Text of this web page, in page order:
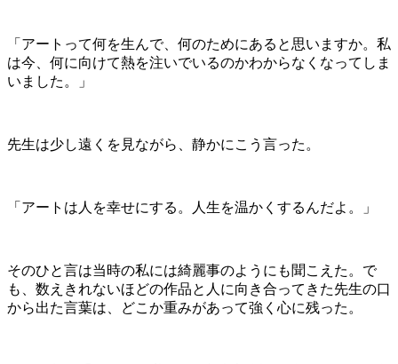
「アートって何を生んで、何のためにあると思いますか。私
は今、何に向けて熱を注いでいるのかわからなくなってしま
いました。」
先生は少し遠くを見ながら、静かにこう言った。
「アートは人を幸せにする。人生を温かくするんだよ。」
そのひと言は当時の私には綺麗事のようにも聞こえた。で
も、数えきれないほどの作品と人に向き合ってきた先生の口
から出た言葉は、どこか重みがあって強く心に残った。